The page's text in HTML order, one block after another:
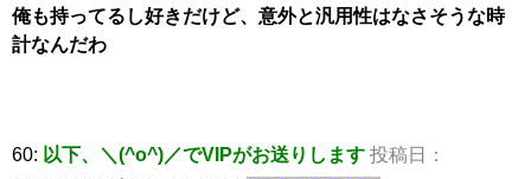
俺も持ってるし好きだけど、意外と汎用性はなさそうな時
計なんだわ
60: 以下、＼(^o^)／でVIPがお送りします 投稿日：